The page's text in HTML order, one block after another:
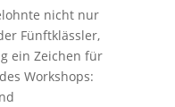
nicht nur
Fünftklässler,
ein Zeichen für
Workshops: